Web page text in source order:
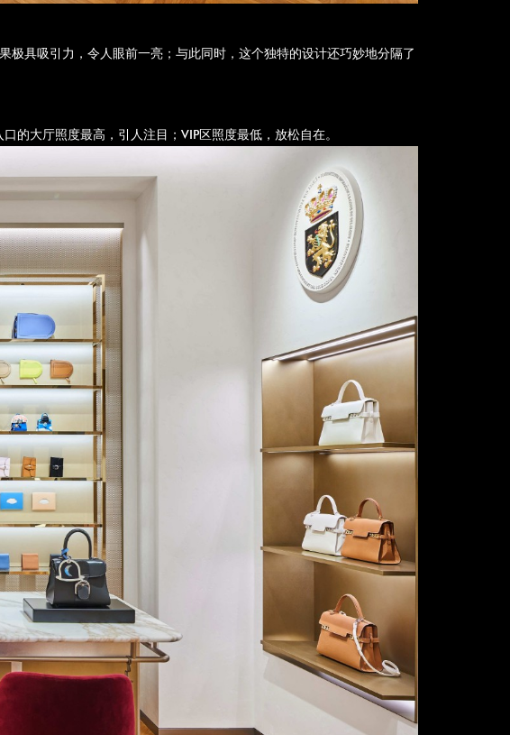
极具吸引力，令人眼前一亮；与此同时，这个独特的设计还巧妙地分隔了
的大厅照度最高，引人注目；VIP区照度最低，放松自在。